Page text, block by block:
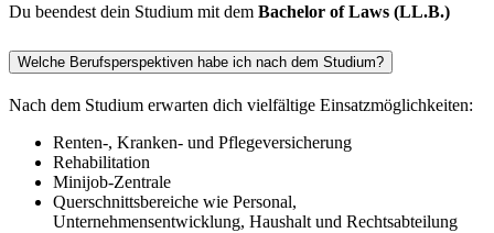
Du beendest dein Studium mit dem Bachelor of Laws (LL.B.)
Welche Berufsperspektiven habe ich nach dem Studium?
Nach dem Studium erwarten dich vielfältige Einsatzmöglichkeiten:
Renten-, Kranken- und Pflegeversicherung
Rehabilitation
Minijob-Zentrale
Querschnittsbereiche wie Personal,
Unternehmensentwicklung, Haushalt und Rechtsabteilung